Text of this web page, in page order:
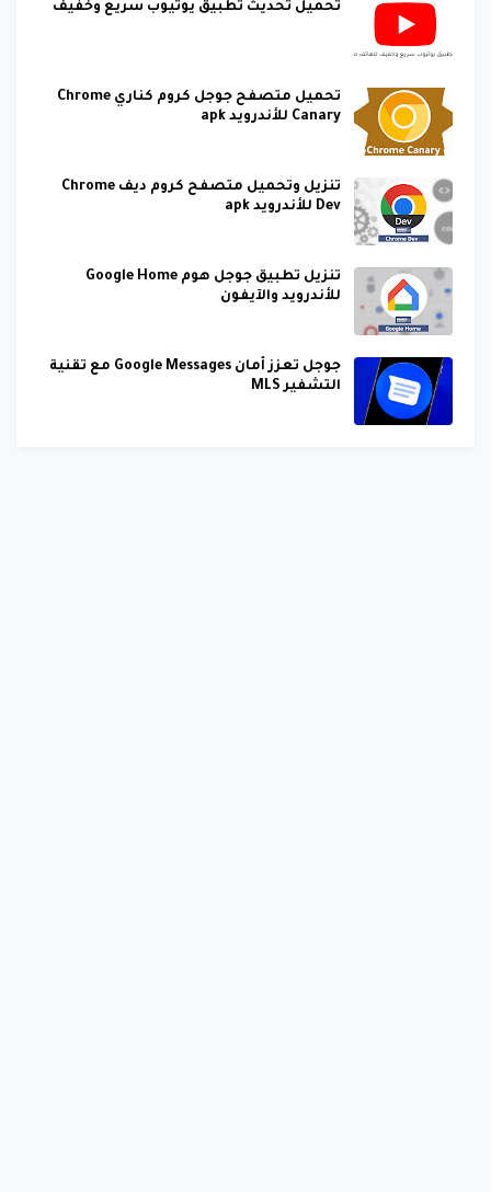
تحميل تحديث تطبيق يوتيوب سريع وخفيف
تحميل متصفح جوجل كروم كناري Chrome
Canary للأندرويد apk
تنزيل وتحميل متصفح كروم ديف Chrome
Dev للأندرويد apk
تنزيل تطبيق جوجل هوم Google Home
للأندرويد والآيفون
جوجل تعزز أمان Google Messages مع تقنية
التشفير MLS